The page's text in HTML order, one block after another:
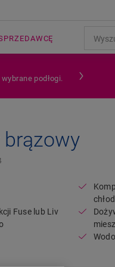
podłogi.
brązowy
Fuse lub Liv